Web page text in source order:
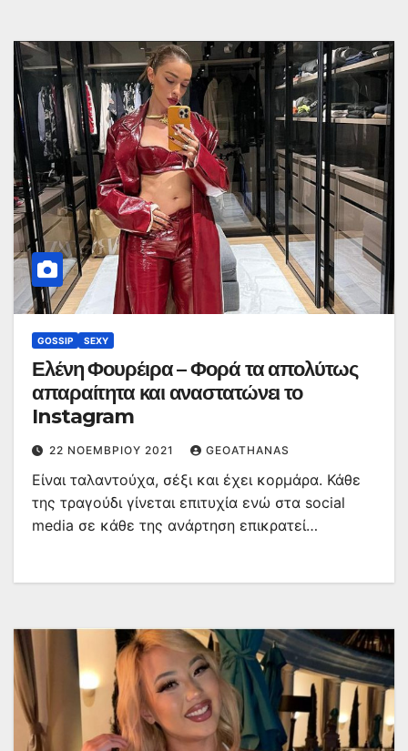
GOSSIP SEXY
Ελένη Φουρέιρα – Φορά τα απολύτως
απαραίτητα και αναστατώνει το
Instagram
22 ΝΟΕΜΒΡΊΟΥ 2021 GEOATHANAS
Είναι ταλαντούχα, σέξι και έχει κορμάρα. Κάθε
της τραγούδι γίνεται επιτυχία ενώ στα social
media σε κάθε της ανάρτηση επικρατεί…